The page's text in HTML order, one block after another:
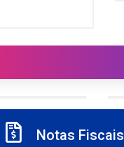
Notas Fiscais